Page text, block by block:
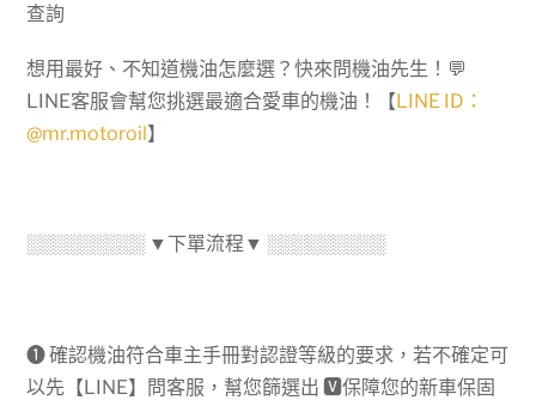
查詢
想用最好、不知道機油怎麼選？快來問機油先生！💬
LINE客服會幫您挑選最適合愛車的機油！【LINE ID：
@mr.motoroil】
░░░░░░░░░ ▼下單流程▼ ░░░░░░░░░
➊ 確認機油符合車主手冊對認證等級的要求，若不確定可
以先【LINE】問客服，幫您篩選出🆅保障您的新車保固